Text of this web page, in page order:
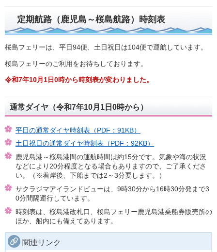
定期航路（鹿児島～桜島航路）時刻表
桜島フェリーは、平日94便、土日祝日は104便で運航しています。
桜島フェリーのご利用をお待ちしております。
令和7年10月1日0時から時刻表が変わりました。
通常ダイヤ（令和7年10月1日0時から）
平日の通常ダイヤ時刻表（PDF：91KB）
土日祝日の通常ダイヤ時刻表（PDF：92KB）
鹿児島港～桜島港間の運航時間は約15分です。気象や海の状況
などにより20分程度となる場合もありますので、ご了承くださ
い。（※着岸後、下船までは2～3分要します。）
サクラジマアイランドビューは、9時30分から16時30分発まで3
0分間隔運行しています。
時刻表は、桜島港改札口、桜島フェリー鹿児島港乗船券販売所の
ほか、船内にも備えてあります。
関連リンク